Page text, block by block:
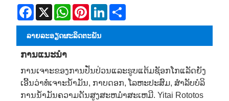
Facebook
X WhatsAppPinterestLinkedIn
ລາຍ​ລະ​ອຽດ​ຜະ​ລິດ​ຕະ​ພັນ
ການແນະນໍາ
ການເຈາະຂອງການປັ່ນປ່ວນແລະຮູບແຕ້ມຊັອກໂກແລັດຍັງ
ເອີ້ນວ່າທໍ່ເຈາະນ້ໍາມັນ, ກາບດອກ, ໂລຫະປະສົມ, ສໍາລັບບໍລິ
ການນ້ໍາມັນຄວາມດັນສູງສະຫມໍ່າສະເຫມີ. Yitai Rototos